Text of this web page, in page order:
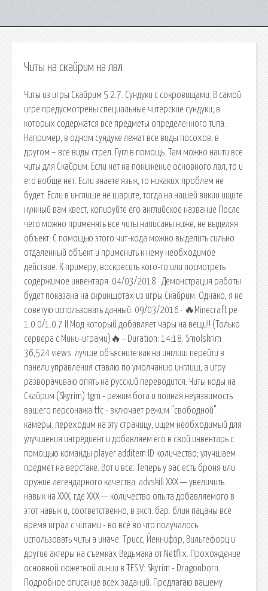
Читы на скайрим на лвл
Читы из игры Скайрим 5 2.7. Сундуки с сокровищами. В самой
игре предусмотрены специальные читерские сундуки, в
которых содержатся все предметы определенного типа.
Например, в одном сундуке лежат все виды посохов, в
другом – все виды стрел. Гугл в помощь. Там можно наити все
читы для Скайрим. Если нет на понижение основного лвл, то и
его вобще нет. Если знаете язык, то никаких проблем не
будет. Если в инглише не шарите, тогда на нашей викии ищите
нужный вам квест, копируйте его английское название После
чего можно применять все читы написаны ниже, не выделяя
объект. С помощью этого чит-кода можно выделить сильно
отдаленный объект и применить к нему необходимое
действие. К примеру, воскресить кого-то или посмотреть
содержимое инвентаря. 04/03/2018 · Демонстрация работы
будет показана на скриншотах из игры Скайрим. Однако, я не
советую использовать данный. 09/03/2016 · 🔥Minecraft pe
1.0.0/1.0.7 II Мод который добавляет чары на вещи!! (Только
сервера с Мини-играми)🔥 - Duration: 14:18. Smolskrim
36,524 views. лучше объясните как на инглиш перейти в
панели управления ставлю по умолчанию инглиш, а игру
разворачиваю опять на русский переводится. Читы коды на
Скайрим (Skyrim) tgm - режим бога и полная неуязвимость
вашего персонажа tfc - включает режим "свободной"
камеры. переходим на эту страницу, ищем необходимый для
улучшения ингредиент и добавляем его в свой инвентарь с
помощью команды player.additem ID количество; улучшаем
предмет на верстаке. Вот и все. Теперь у вас есть броня или
оружие легендарного качества. advskill XXX — увеличить
навык на XXX, где ХХХ — количество опыта добавляемого в
этот навык и, соответственно, в эксп. бар. блин пацаны всё
время играл с читами - во всё во что получалось
использовать читы а иначе. Трисс, Йеннифэр, Вильгефорц и
другие актеры на съемках Ведьмака от Netflix. Прохождение
основной сюжетной линии в TES V: Skyrim - Dragonborn.
Подробное описание всех заданий. Предлагаю вашему